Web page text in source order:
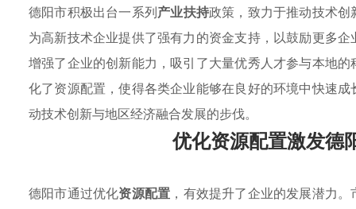
德阳市积极出台一系列产业扶持政策，致力于推动技术
为高新技术企业提供了强有力的资金支持，以鼓励更多
增强了企业的创新能力，吸引了大量优秀人才参与本地
化了资源配置，使得各类企业能够在良好的环境中快速
动技术创新与地区经济融合发展的步伐。
优化资源配置激发德
德阳市通过优化资源配置 ，有效提升了企业的发展潜力